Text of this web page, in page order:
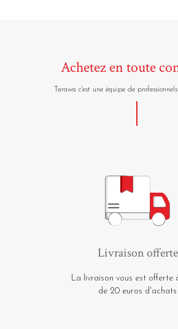
Achetez en toute
Tarawa c'est une équipe de
Livraison offerte
La livraison vous est offerte
de 20 euros d'achats